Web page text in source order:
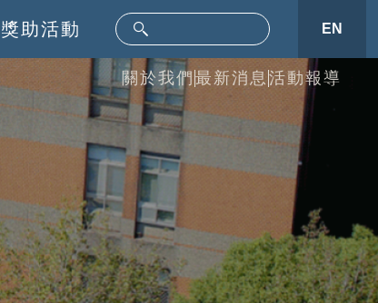
獎助活動 EN
關於我們 最新消息 活動報導